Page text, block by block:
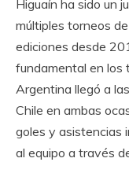
Higuaín ha sido un
múltiples torneos
ediciones desde
fundamental en
Argentina llegó a
Chile en ambas
goles y asistencias
al equipo a través